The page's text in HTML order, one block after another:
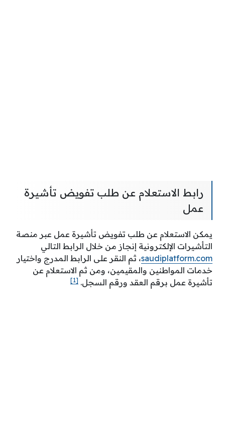
رابط الاستعلام عن طلب تفويض تأشيرة
عمل
يمكن الاستعلام عن طلب تفويض تأشيرة عمل عبر منصة
التأشيرات الإلكترونية إنجاز من خلال الرابط التالي
saudiplatform.com، ثم النقر على الرابط المدرج واختيار
خدمات المواطنين والمقيمين، ومن ثم الاستعلام عن
تأشيرة عمل برقم العقد ورقم السجل. [1]